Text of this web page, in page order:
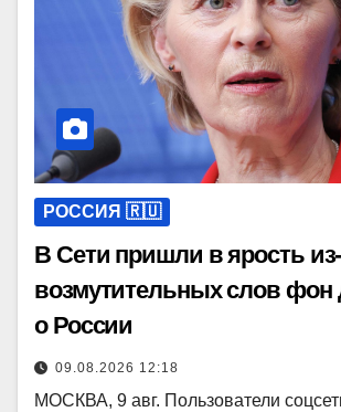
РОССИЯ 🇷🇺
В Сети пришли в ярость
возмутительных слов фон
о России
09.08.2026 12:18
МОСКВА, 9 авг. Пользователи